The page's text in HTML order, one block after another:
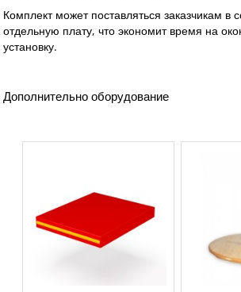
Комплект может поставляться заказчикам в
отдельную плату, что экономит время на
установку.
Дополнительно оборудование